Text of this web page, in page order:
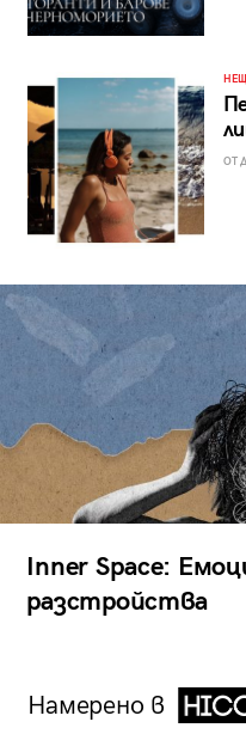
ОТ
Inner Space:
разстройства
Намерено в